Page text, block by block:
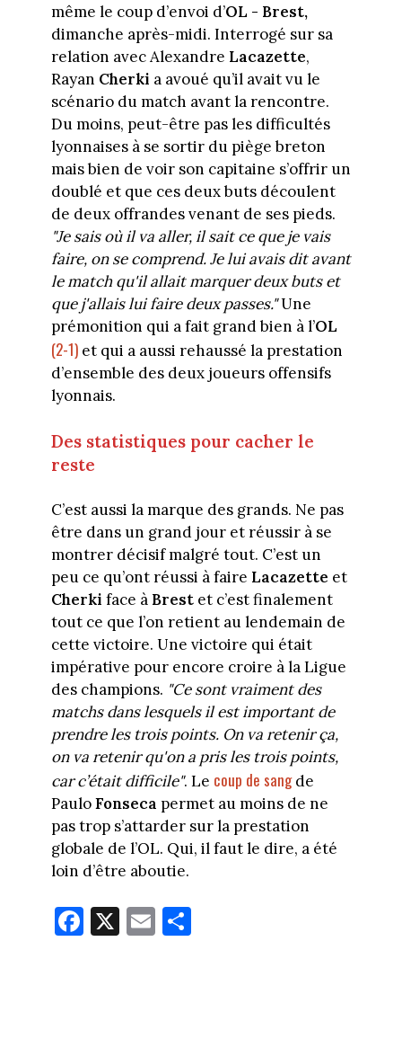
même le coup d’envoi d’OL - Brest,
dimanche après-midi. Interrogé sur sa
relation avec Alexandre Lacazette,
Rayan Cherki a avoué qu’il avait vu le
scénario du match avant la rencontre.
Du moins, peut-être pas les difficultés
lyonnaises à se sortir du piège breton
mais bien de voir son capitaine s’offrir un
doublé et que ces deux buts découlent
de deux offrandes venant de ses pieds.
"Je sais où il va aller, il sait ce que je vais
faire, on se comprend. Je lui avais dit avant
le match qu'il allait marquer deux buts et
que j'allais lui faire deux passes."Une
prémonition qui a fait grand bien à l’OL
(2-1)et qui a aussi rehaussé la prestation
d’ensemble des deux joueurs offensifs
lyonnais.
Des statistiques pour cacher le
reste
C’est aussi la marque des grands. Ne pas
être dans un grand jour et réussir à se
montrer décisif malgré tout. C’est un
peu ce qu’ont réussi à faire Lacazette et
Cherki face à Brestet c’est finalement
tout ce que l’on retient au lendemain de
cette victoire. Une victoire qui était
impérative pour encore croire à la Ligue
des champions. "Ce sont vraiment des
matchs dans lesquels il est important de
prendre les trois points. On va retenir ça,
on va retenir qu'on a pris les trois points,
car c’était difficile". Le coup de sangde
PauloFonseca permet au moins de ne
pas trop s’attarder sur la prestation
globale de l’OL. Qui, il faut le dire, a été
loin d’être aboutie.
Fa
ce
X E
m
Pa
rt